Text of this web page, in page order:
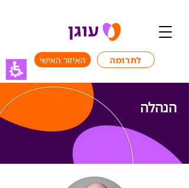
האיזור האישי לתרומה
הנהלה